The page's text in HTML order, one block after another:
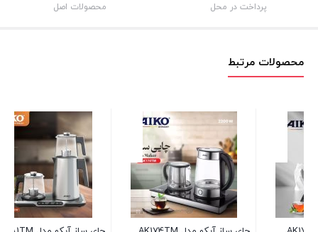
پرداخت در محل محصولات اصل
محصولات مرتبط